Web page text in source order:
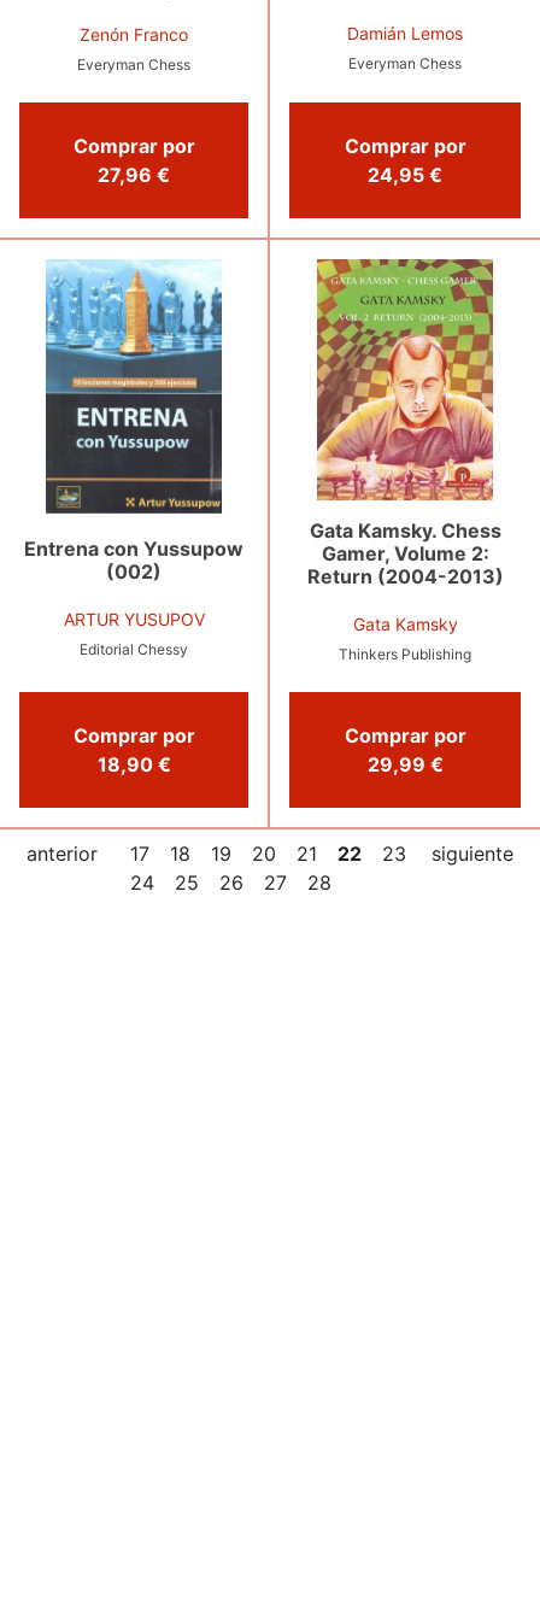
Zenón Franco
Everyman Chess
Comprar por
27,96 €
Damián Lemos
Everyman Chess
Comprar por
24,95 €
Entrena con Yussupow
(002)
ARTUR YUSUPOV
Editorial Chessy
Comprar por
18,90 €
Gata Kamsky. Chess
Gamer, Volume 2:
Return (2004-2013)
Gata Kamsky
Thinkers Publishing
Comprar por
29,99 €
anterior 17 18 19 20 21 22
23
24
25 26 27 28
siguiente